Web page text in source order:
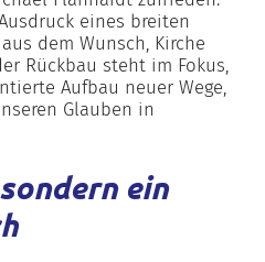
eines breiten
dem Wunsch, Kirche
Rückbau steht im Fokus,
Aufbau neuer Wege,
Glauben in
ein